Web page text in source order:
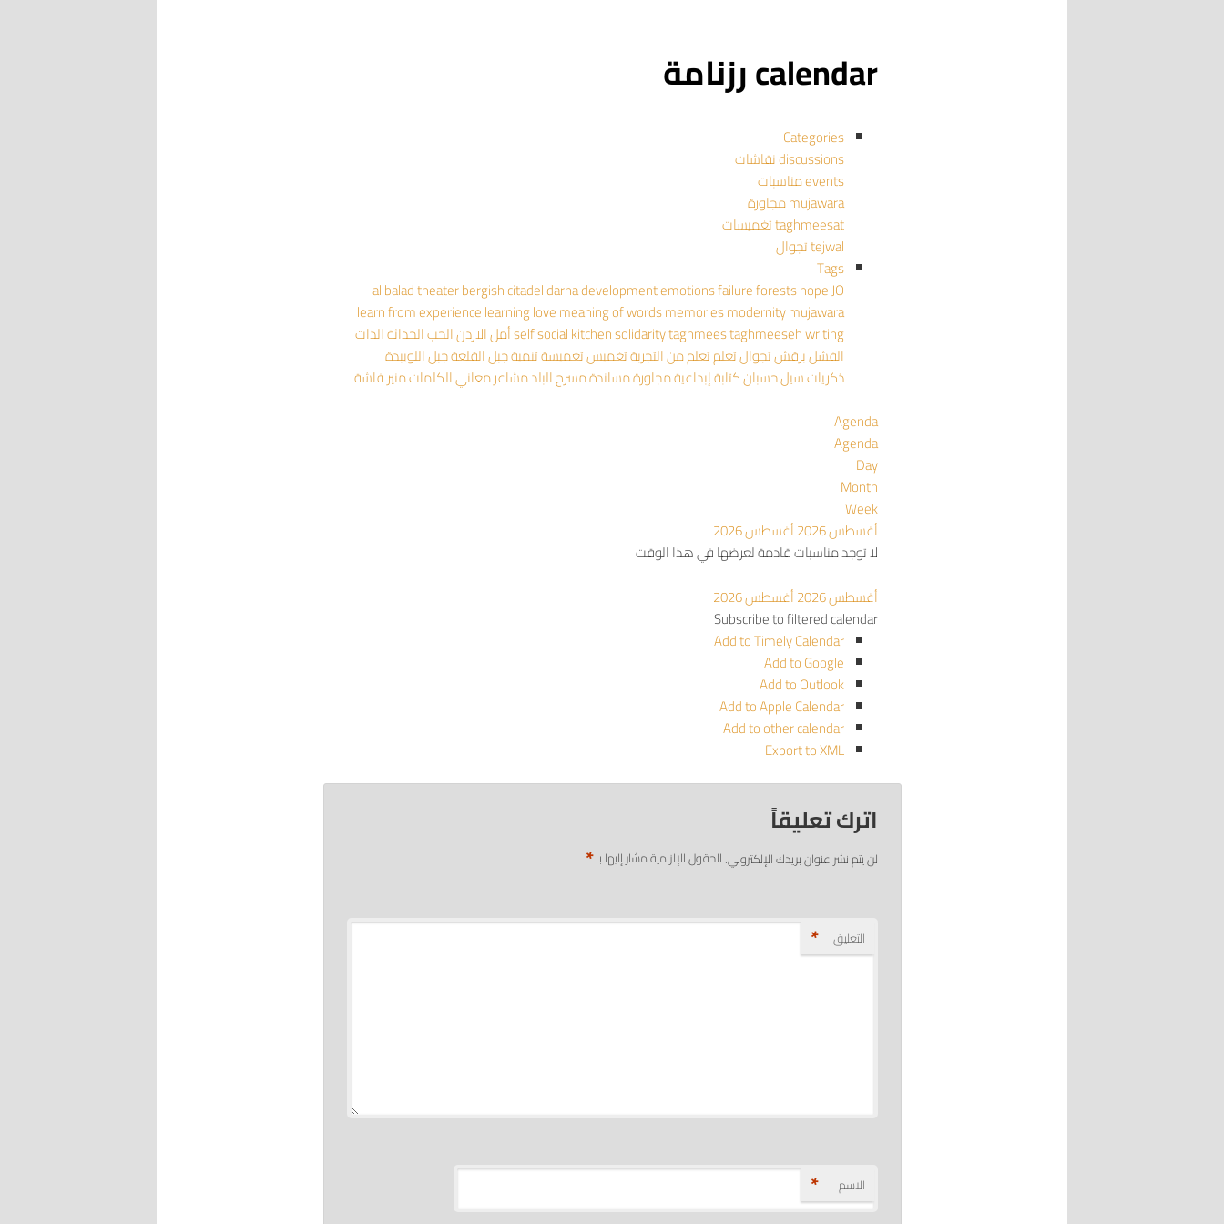
calendar رزنامة
Categories
discussions نقاشات
events مناسبات
mujawara مجاورة
taghmeesat تغميسات
tejwal تجوال
Tags
al balad theaterbergishcitadeldarnadevelopmentemotionsfailureforestshopeJO
learn from experiencelearninglovemeaning of wordsmemoriesmodernitymujawara
selfsocial kitchensolidaritytaghmeestaghmeesehwriting أملالاردنالحبالحداثةالذات
الفشلبرقشتجوالتعلمتعلم من التجربةتغميستغميسةتنميةجبل القلعةجبل اللويبدة
ذكرياتسيل حسبانكتابة إبداعيةمجاورةمساندةمسرح البلدمشاعرمعاني الكلماتمنير فاشة
Agenda
Agenda
Day
Month
Week
أغسطس 2026
أغسطس 2026
لا توجد مناسبات قادمة لعرضها في هذا الوقت
أغسطس 2026
أغسطس 2026
Subscribe to filtered calendar
Add to Timely Calendar
Add to Google
Add to Outlook
Add to Apple Calendar
Add to other calendar
Export to XML
اترك تعليقاً
لن يتم نشر عنوان بريدك الإلكتروني. الحقول الإلزامية مشار إليها بـ*
التعليق *
الاسم *